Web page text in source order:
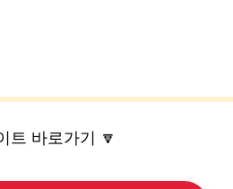
트 바로가기 🔽